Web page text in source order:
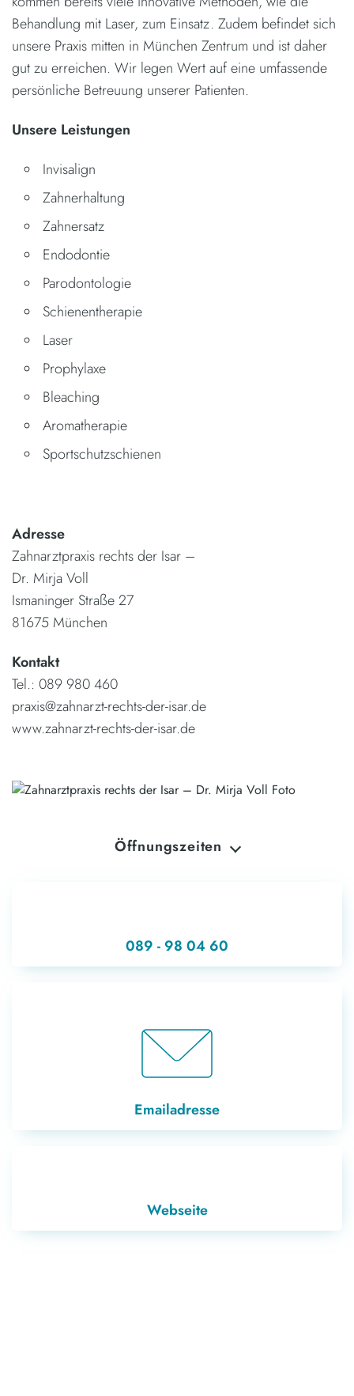
Behandlung mit Laser, zum Einsatz. Zudem befindet sich
unsere Praxis mitten in München Zentrum und ist daher
gut zu erreichen. Wir legen Wert auf eine umfassende
persönliche Betreuung unserer Patienten.
Unsere Leistungen
Invisalign
Zahnerhaltung
Zahnersatz
Endodontie
Parodontologie
Schienentherapie
Laser
Prophylaxe
Bleaching
Aromatherapie
Sportschutzschienen
Adresse
Zahnarztpraxis rechts der Isar –
Dr. Mirja Voll
Ismaninger Straße 27
81675 München
Kontakt
Tel.: 089 980 460
praxis@zahnarzt-rechts-der-isar.de
www.zahnarzt-rechts-der-isar.de
Öffnungszeiten
SONNTAG Geschlossen
089 - 98 04 60
Emailadresse
Webseite